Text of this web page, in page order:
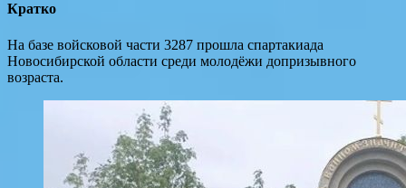
Кратко
На базе войсковой части 3287 прошла спартакиада
Новосибирской области среди молодёжи допризывного
возраста.